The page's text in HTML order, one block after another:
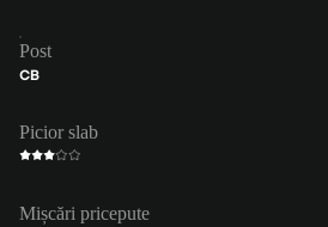
Post
CB
Picior slab
Mișcări pricepute